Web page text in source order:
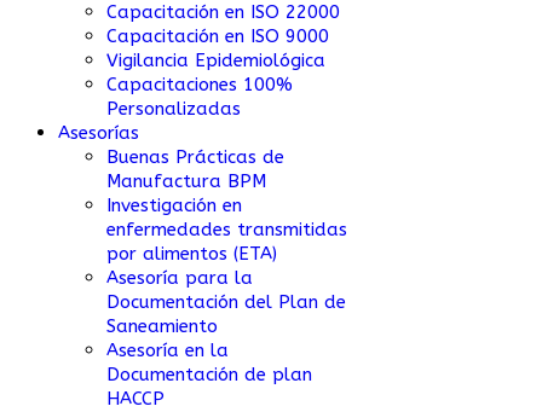
Capacitación en ISO 22000
Capacitación en ISO 9000
Vigilancia Epidemiológica
Capacitaciones 100%
Personalizadas
Asesorías
Buenas Prácticas de
Manufactura BPM
Investigación en
enfermedades transmitidas
por alimentos (ETA)
Asesoría para la
Documentación del Plan de
Saneamiento
Asesoría en la
Documentación de plan
HACCP